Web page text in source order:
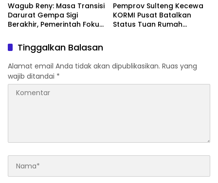
Wagub Reny: Masa Transisi
Darurat Gempa Sigi
Berakhir, Pemerintah Fokus
Pemprov Sulteng Kecewa
KORMI Pusat Batalkan
Status Tuan Rumah
Tinggalkan Balasan
Alamat email Anda tidak akan dipublikasikan. Ruas yang
wajib ditandai *